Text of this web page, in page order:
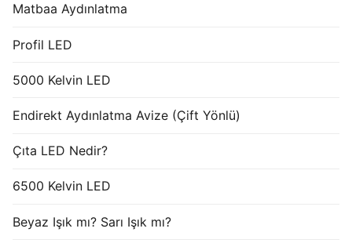
Matbaa Aydınlatma
Profil LED
5000 Kelvin LED
Endirekt Aydınlatma Avize (Çift Yönlü)
Çıta LED Nedir?
6500 Kelvin LED
Beyaz Işık mı? Sarı Işık mı?